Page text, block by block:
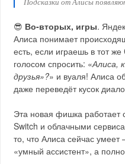
😎 Во-вторых, игры.
Алиса понимает
есть, если играешь в тот
голосом спросить: «Алиса,
друзья»?» и вуаля! Алиса
даже переведёт кусок
Эта новая фишка работает
Switch и облачными
то, что Алиса сейчас
«умный ассистент», а